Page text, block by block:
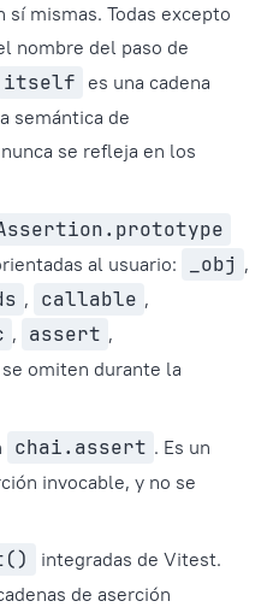
mismas. Todas excepto
nombre del paso de
itself es una cadena
semántica de
se refleja en los
al usuario: _obj ,
, callable ,
, assert ,
se omiten durante la
chai.assert . Es un
invocable, y no se
integradas de Vitest.
de aserción